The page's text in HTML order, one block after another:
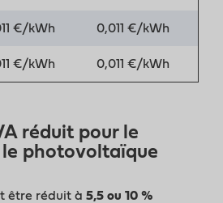
€/kWh 0,011 €/kWh
€/kWh 0,011 €/kWh
réduit pour le
photovoltaïque
être réduit à 5,5 ou 10 %